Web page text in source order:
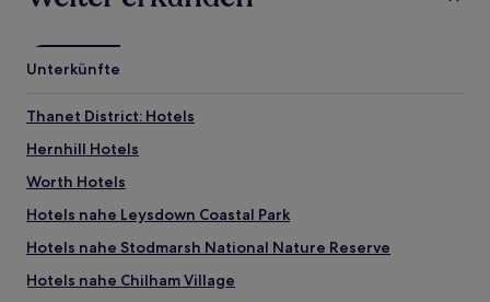
Unterkünfte
Thanet District: Hotels
Hernhill Hotels
Worth Hotels
Hotels nahe Leysdown Coastal Park
Hotels nahe Stodmarsh National Nature Reserve
Hotels nahe Chilham Village